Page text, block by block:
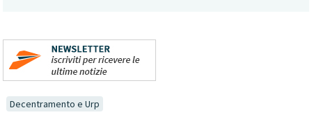
Decentramento e Urp